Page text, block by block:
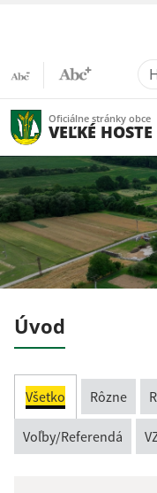
Oficiálne stránky obce
VEĽKÉ HOSTE
Úvod
Všetko Rôzne
Voľby/Referendá